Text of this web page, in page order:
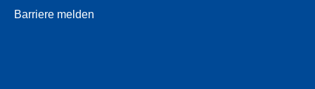
Barriere melden